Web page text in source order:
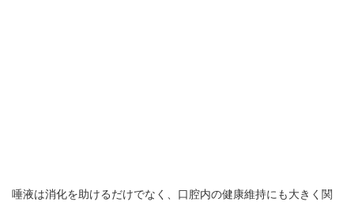
唾液は消化を助けるだけでなく、口腔内の健康維持にも大きく関